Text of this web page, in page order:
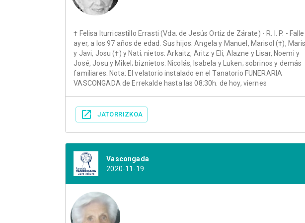
† Felisa Iturricastillo Errasti (Vda. de Jesús Ortiz de Zárate) - R. I. P. -
ayer, a los 97 años de edad. Sus hijos: Angela y Manuel, Marisol (†),
y Javi, Josu (†) y Nati; nietos: Arkaitz, Aritz y Eli, Alazne y Lisar, Noemi y
José, Josu y Mikel; biznietos: Nicolás, Isabela y Luken; sobrinos y demás
familiares. Nota: El velatorio instalado en el Tanatorio FUNERARIA
VASCONGADA de Errekalde hasta las 08:30h. de hoy, viernes
JATORRIZKOA
Vascongada
2020-11-19